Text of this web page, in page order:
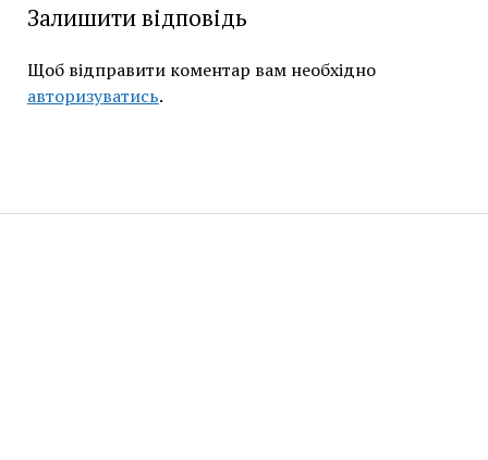
Залишити відповідь
Щоб відправити коментар вам необхідно
авторизуватись.